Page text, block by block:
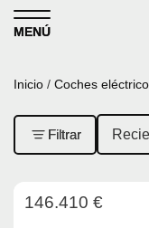
Skip to content
MENÚ
Inicio / Coches
Filtrar
146.410 €